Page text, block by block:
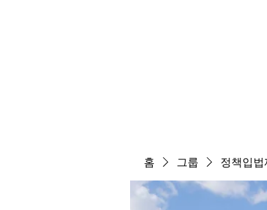
홈 그룹 정책입법